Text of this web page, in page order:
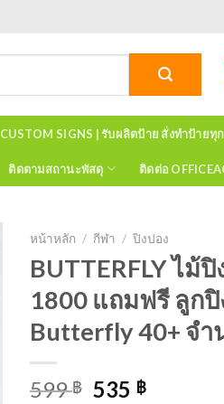
CUSTOM SIGNS | รับผลิตป้าย สั่งทำป้ายทุ
ติดตามสถานะพัสดุ ติดต่อ
หน้าหลัก / กีฬา / ปิงปอง
BUTTERFLY ไม้ปิ
1800 แถมฟรี ลูกปิ
Butterfly 40+ จำ
599฿ 535 ฿